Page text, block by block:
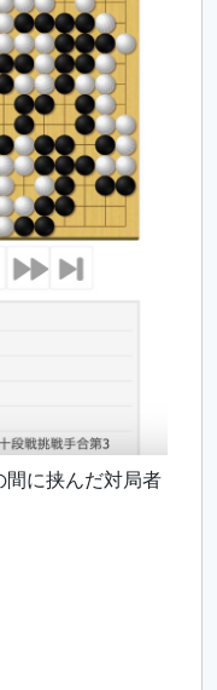
に挟んだ対局者